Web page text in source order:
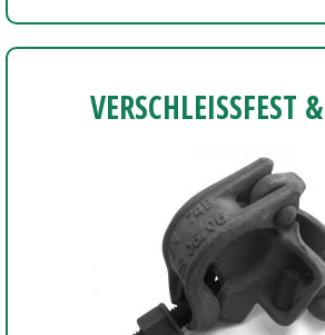
VERSCHLEISSFEST